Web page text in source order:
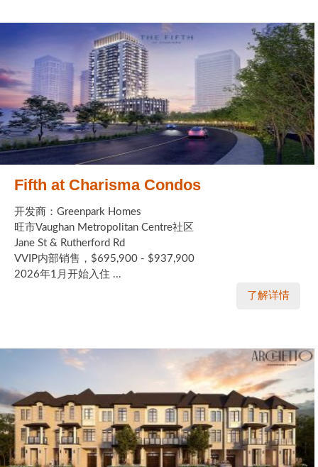
Fifth at Charisma Condos
开发商：Greenpark Homes
旺市Vaughan Metropolitan Centre社区
Jane St & Rutherford Rd
VVIP内部销售，$695,900 - $937,900
2026年1月开始入住 ...
了解详情